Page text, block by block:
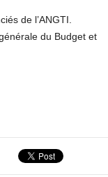
de l’ANGTI.
du Budget et